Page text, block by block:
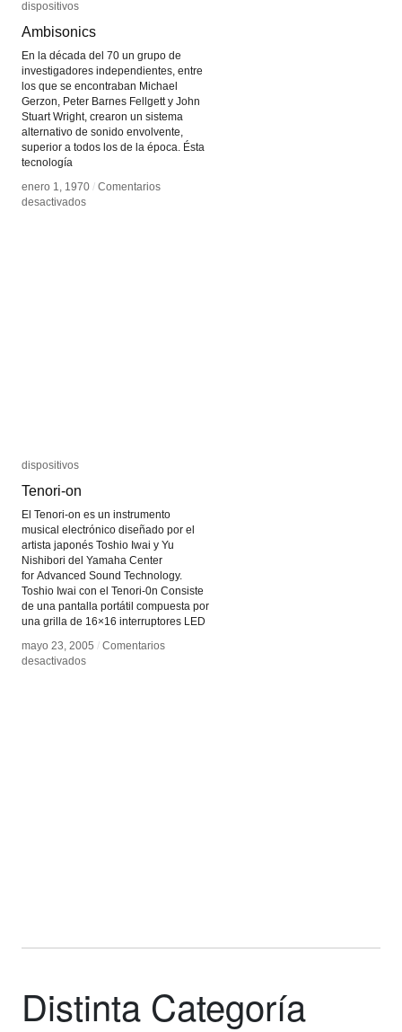
dispositivos
Ambisonics
En la década del 70 un grupo de
investigadores independientes, entre
los que se encontraban Michael
Gerzon, Peter Barnes Fellgett y John
Stuart Wright, crearon un sistema
alternativo de sonido envolvente,
superior a todos los de la época. Ésta
tecnología
enero 1, 1970 / Comentarios
desactivadosen
dispositivos
Ambisonics
enero 1, 1970 / Comentarios
desactivadosen
dispositivos
Tenori-on
El Tenori-on es un instrumento
musical electrónico diseñado por el
artista japonés Toshio Iwai y Yu
Nishibori del Yamaha Center
for Advanced Sound Technology.
Toshio Iwai con el Tenori-0n Consiste
de una pantalla portátil compuesta por
una grilla de 16×16 interruptores LED
mayo 23, 2005 / Comentarios
desactivadosen
dispositivos
Tenori-on
mayo 23, 2005 / Comentarios
desactivadosen
Distinta Categoría